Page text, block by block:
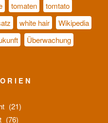
tomaten
tomtato
white hair
Wikipedia
Überwachung
(21)
(76)